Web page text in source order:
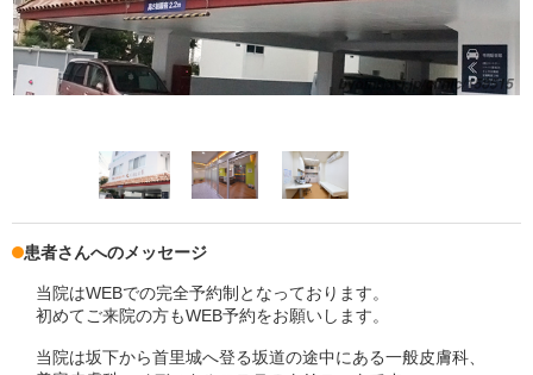
患者さんへのメッセージ
当院はWEBでの完全予約制となっております。
初めてご来院の方もWEB予約をお願いします。
当院は坂下から首里城へ登る坂道の途中にある一般皮膚科、